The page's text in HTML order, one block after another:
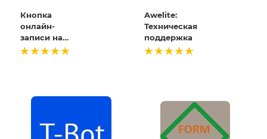
Кнопка
онлайн-
записи на
сайт от
Awelite:
Техническая
поддержка